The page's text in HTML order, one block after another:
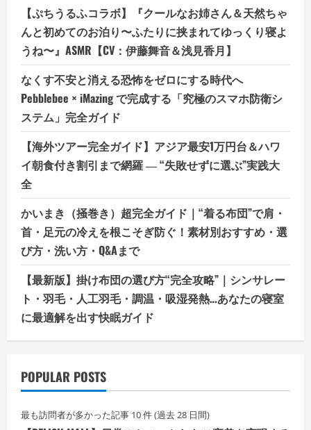
【ぷちうるふコラボ】『クールなお姉さん＆天然ちゃ
んと初めてのお泊り〜ふたりに挟まれてゆっくり寝よ
うね〜』ASMR【CV：伊藤舞音＆浅見香月】
なくす不安と消える恐怖をゼロにする時代へ
Pebblebee × iMazing で完成する「究極のスマホ防衛シ
ステム」完全ガイド
【海外ツアー完全ガイド】アジア最安1万円台＆ハワ
イ朝食付き割引まで網羅 ― “失敗せずに選ぶ”実践大
全
かいまき（掻巻き）超完全ガイド｜“着る布団”で肩・
首・足元の冷えを根こそぎ防ぐ！素材別おすすめ・選
び方・洗い方・Q&Aまで
【最新版】掛け布団の選び方“完全攻略”｜シンサレー
ト・羽毛・人工羽毛・調温・吸湿発熱…あなたの寝室
に最適解を出す快眠ガイド
POPULAR POSTS
最も訪問者が多かった記事 10 件 (過去 28 日間)